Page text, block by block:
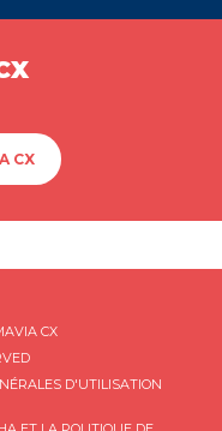
CX
CX
D'UTILISATION